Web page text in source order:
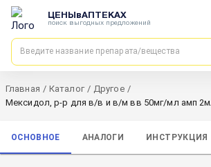
ЦЕНЫвАПТЕКАХ
поиск выгодных предложений
Главная / Каталог / Другое /
Мексидол, р-р для в/в и в/м вв 50мг/мл амп
ОСНОВНОЕ АНАЛОГИ ИНСТРУКЦИЯ